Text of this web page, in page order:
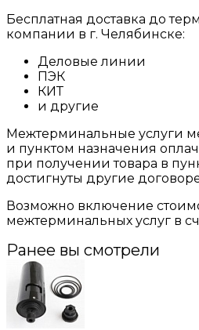
Бесплатная доставка до
компании в г. Челябинске:
Деловые линии
ПЭК
КИТ
и другие
Межтерминальные услуги
и пунктом назначения
при получении товара в
достигнуты другие
Возможно включение
межтерминальных услуг в
Ранее вы смотрели